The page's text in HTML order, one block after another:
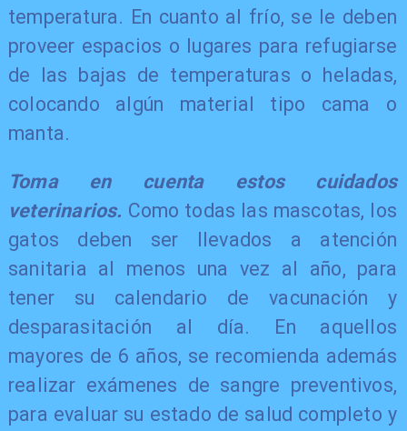
temperatura. En cuanto al frío, se le deben
proveer espacios o lugares para refugiarse
de las bajas de temperaturas o heladas,
colocando algún material tipo cama o
manta.
Toma en cuenta estos cuidados
veterinarios. Como todas las mascotas, los
gatos deben ser llevados a atención
sanitaria al menos una vez al año, para
tener su calendario de vacunación y
desparasitación al día. En aquellos
mayores de 6 años, se recomienda además
realizar exámenes de sangre preventivos,
para evaluar su estado de salud completo y